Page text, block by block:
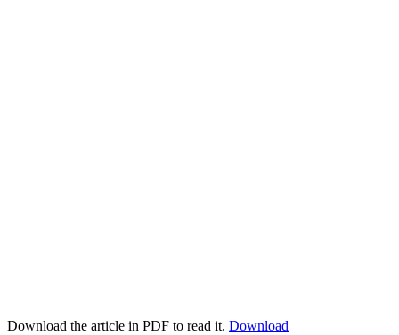
Download the article in PDF to read it. Download